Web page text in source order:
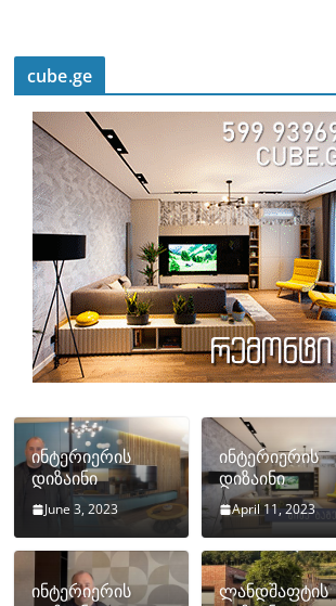
cube.ge
ინტერიერის
დიზაინი
June 3, 2023
ინტერიერის
დიზაინი
April 11, 2023
ინტერიერის
ლანდშაფტის